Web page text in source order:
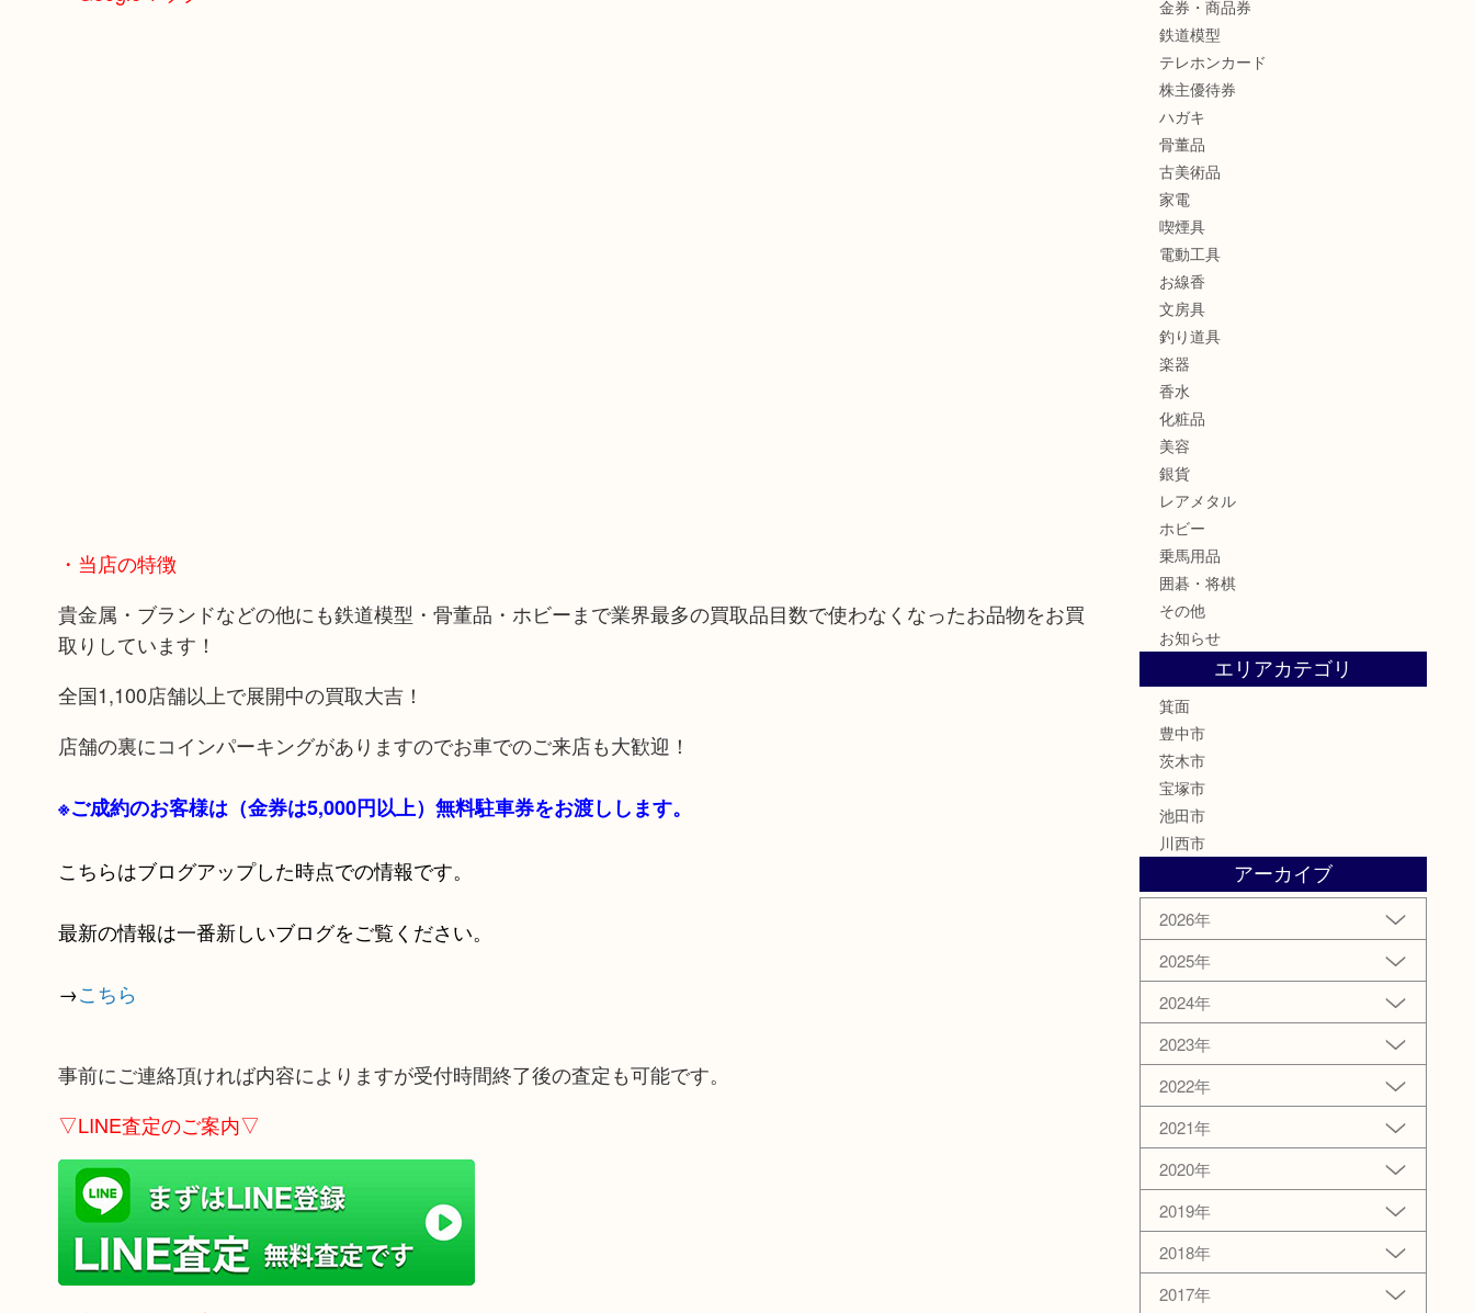
・当店の特徴
貴金属・ブランドなどの他にも鉄道模型・骨董品・ホビーまで業界最多の買取品目数で使わなくなったお品物をお買
取りしています！
全国1,100店舗以上で展開中の買取大吉！
店舗の裏にコインパーキングがありますのでお車でのご来店も大歓迎！
※ご成約のお客様は（金券は5,000円以上）無料駐車券をお渡しします。
こちらはブログアップした時点での情報です。
最新の情報は一番新しいブログをご覧ください。
→こちら
事前にご連絡頂ければ内容によりますが受付時間終了後の査定も可能です。
▽LINE査定のご案内▽
金券・商品券
鉄道模型
テレホンカード
株主優待券
ハガキ
骨董品
古美術品
家電
喫煙具
電動工具
お線香
文房具
釣り道具
楽器
香水
化粧品
美容
銀貨
レアメタル
ホビー
乗馬用品
囲碁・将棋
その他
お知らせ
エリアカテゴリ
箕面
豊中市
茨木市
宝塚市
池田市
川西市
アーカイブ
2026年
2025年
2024年
2023年
2022年
2021年
2020年
2019年
2018年
2017年